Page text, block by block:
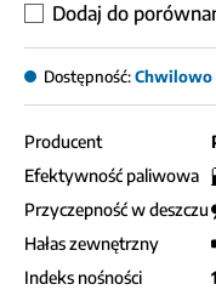
Dodaj do
Dostępność:Chwilowo
Producent
Efektywność paliwowa
Przyczepność w deszczu
Hałas zewnętrzny
Indeks nośności